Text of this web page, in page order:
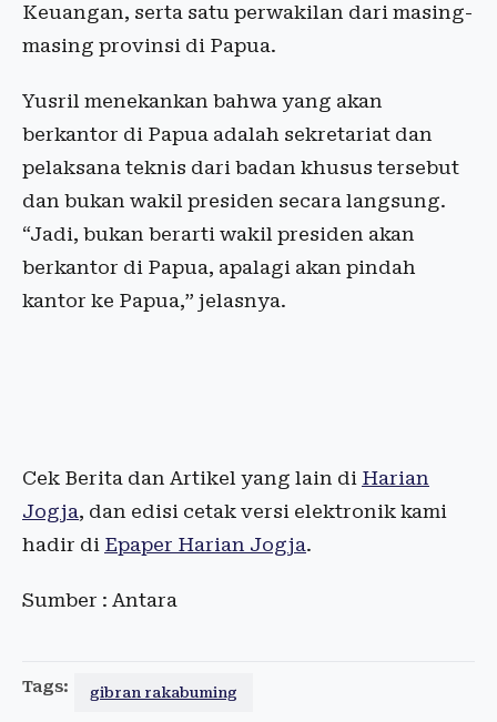
Keuangan, serta satu perwakilan dari masing-
masing provinsi di Papua.
Yusril menekankan bahwa yang akan
berkantor di Papua adalah sekretariat dan
pelaksana teknis dari badan khusus tersebut
dan bukan wakil presiden secara langsung.
“Jadi, bukan berarti wakil presiden akan
berkantor di Papua, apalagi akan pindah
kantor ke Papua,” jelasnya.
Cek Berita dan Artikel yang lain di Harian
Jogja, dan edisi cetak versi elektronik kami
hadir di Epaper Harian Jogja.
Sumber : Antara
Tags: gibran rakabuming